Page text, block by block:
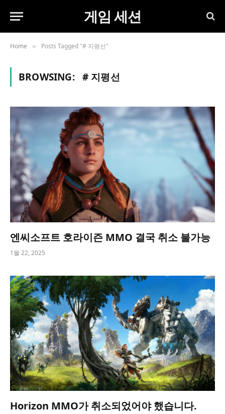
게임 세션
Home » Posts Tagged "# 지평선"
BROWSING: # 지평선
엔씨소프트 호라이즌 MMO 결국 취소 불가능
1월 22, 2025
Horizon MMO가 취소되었어야 했습니다.